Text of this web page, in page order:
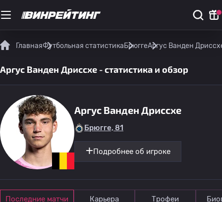
ГлавнаяФутбольная статистикаБрюггеАргус Ванден
Аргус Ванден Дриссхе - статистика и обзор
Аргус Ванден Дриссхе
Брюгге, 81
Подробнее об игроке
Последние матчи Карьера Трофеи